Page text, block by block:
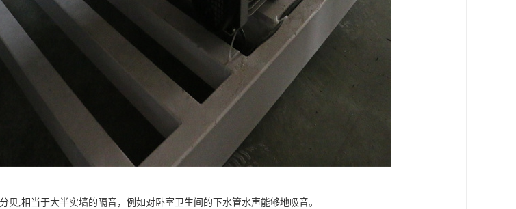
贝,相当于大半实墙的隔音，例如对卧室卫生间的下水管水声能够地吸音。